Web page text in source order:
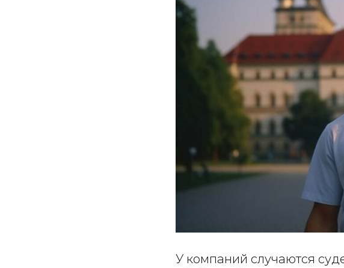
У компаний случаются